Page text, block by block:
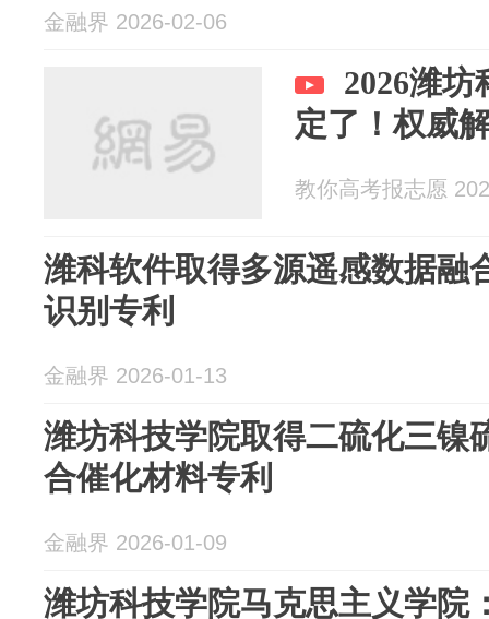
金融界 2026-02-06
2026潍
定了！权威
教你高考报志愿
潍科软件取得多源遥感数据融
识别专利
金融界 2026-01-13
潍坊科技学院取得二硫化三镍
合催化材料专利
金融界 2026-01-09
潍坊科技学院马克思主义学院